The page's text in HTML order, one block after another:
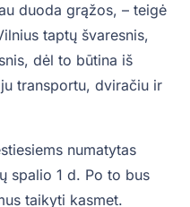
duoda grąžos, – teigė
taptų švaresnis,
dėl to būtina iš
transportu, dviračiu ir
numatytas
spalio 1 d. Po to bus
taikyti kasmet.